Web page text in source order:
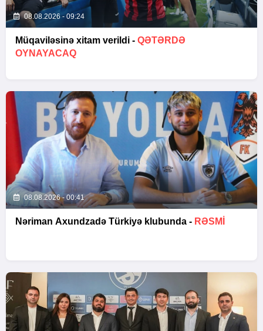
08.08.2026 - 09:24
Müqaviləsinə xitam verildi - QƏTƏRDƏ
OYNAYACAQ
08.08.2026 - 00:41
Nəriman Axundzadə Türkiyə klubunda - RƏSMİ